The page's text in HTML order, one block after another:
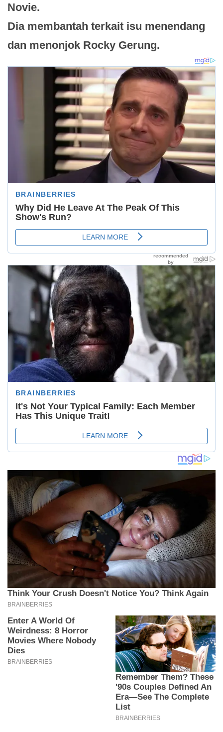
Novie.
Dia membantah terkait isu menendang
dan menonjok Rocky Gerung.